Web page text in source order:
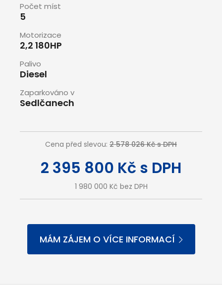
Počet míst
5
Motorizace
2,2 180HP
Palivo
Diesel
Zaparkováno v
Sedlčanech
Cena před slevou: 2 578 026 Kč s DPH
2 395 800 Kč s DPH
1 980 000 Kč bez DPH
MÁM ZÁJEM O VÍCE INFORMACÍ